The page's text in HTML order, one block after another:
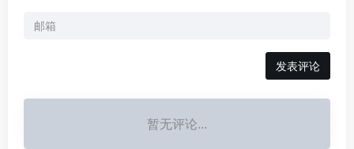
发表评论
暂无评论...